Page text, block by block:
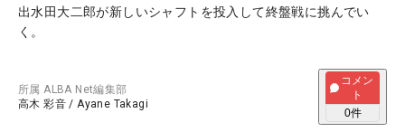
出水田大二郎が新しいシャフトを投入して終盤戦に挑んでい
く。
所属ALBA Net編集部
高木 彩音 /Ayane Takagi
コメン
ト
0件